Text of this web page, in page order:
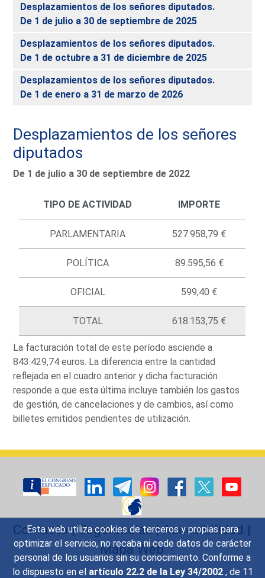
Esta web utiliza cookies de terceros y propias para
optimizar el servicio, no recaba ni cede datos de carácter
personal de los usuarios sin su conocimiento. Conforme a
lo dispuesto en el artículo 22.2 de la Ley 34/2002 , de 11
Desplazamientos de los señores diputados.
De 1 de julio a 30 de septiembre de 2025
Desplazamientos de los señores diputados.
De 1 de octubre a 31 de diciembre de 2025
Desplazamientos de los señores diputados.
De 1 de enero a 31 de marzo de 2026
Desplazamientos de los señores
diputados
De 1 de julio a 30 de septiembre de 2022
TIPO DE ACTIVIDAD IMPORTE
PARLAMENTARIA 527.958,79 €
POLÍTICA 89.595,56 €
OFICIAL 599,40 €
TOTAL 618.153,75 €
La facturación total de este período asciende a
843.429,74 euros. La diferencia entre la cantidad
reflejada en el cuadro anterior y dicha facturación
responde a que esta última incluye también los gastos
de gestión, de cancelaciones y de cambios, así como
billetes emitidos pendientes de utilización.
Contacto|Sugerencias|Accesibilidad |
Mapa Web